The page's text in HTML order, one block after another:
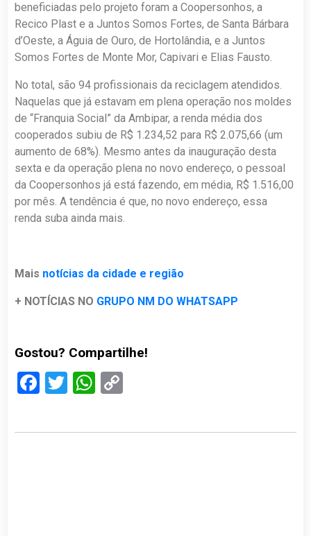
beneficiadas pelo projeto foram a Coopersonhos, a
Recico Plast e a Juntos Somos Fortes, de Santa Bárbara
d’Oeste, a Águia de Ouro, de Hortolândia, e a Juntos
Somos Fortes de Monte Mor, Capivari e Elias Fausto.
No total, são 94 profissionais da reciclagem atendidos.
Naquelas que já estavam em plena operação nos moldes
de “Franquia Social” da Ambipar, a renda média dos
cooperados subiu de R$ 1.234,52 para R$ 2.075,66 (um
aumento de 68%). Mesmo antes da inauguração desta
sexta e da operação plena no novo endereço, o pessoal
da Coopersonhos já está fazendo, em média, R$ 1.516,00
por mês. A tendência é que, no novo endereço, essa
renda suba ainda mais.
Mais notícias da cidade e região
+ NOTÍCIAS NO GRUPO NM DO WHATSAPP
Gostou? Compartilhe!
Facebook
TwitterWhatsApp